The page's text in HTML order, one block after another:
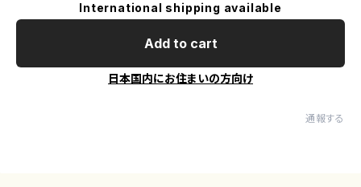
International shipping available
Add to cart
日本国内にお住まいの方向け
通報する